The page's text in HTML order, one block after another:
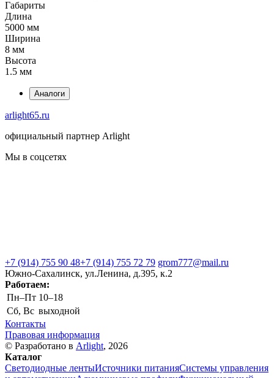
Габариты
Длина
5000 мм
Ширина
8 мм
Высота
1.5 мм
Аналоги
arlight65.ru
официальный партнер Arlight
Мы в соцсетях
+7 (914) 755 90 48+7 (914) 755 72 79 grom777@mail.ru
Южно-Сахалинск, ул.Ленина, д.395, к.2
Работаем:
Пн–Пт 10–18
Сб, Вс выходной
Контакты
Правовая информация
© Разработано в Arlight, 2026
Каталог
Светодиодные лентыИсточники питанияСистемы управления